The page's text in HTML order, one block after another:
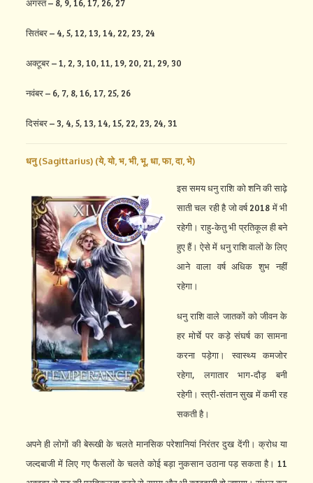
अगस्त – 8, 9, 16, 17, 26, 27
सितंबर – 4, 5, 12, 13, 14, 22, 23, 24
अक्टूबर – 1, 2, 3, 10, 11, 19, 20, 21, 29, 30
नवंबर – 6, 7, 8, 16, 17, 25, 26
दिसंबर – 3, 4, 5, 13, 14, 15, 22, 23, 24, 31
धनु (Sagittarius) (ये,यो, भ, भी, भू, धा,फा,दा, भे)
इस समय धनु राशि को शनि की साढ़े
साती चल रही है जो वर्ष 2018 में भी
रहेगी। राहु-केतु भी प्रतिकूल ही बने
हुए हैं। ऐसे में धनु राशि वालों के लिए
आने वाला वर्ष अधिक शुभ नहीं
रहेगा।
धनु राशि वाले जातकों को जीवन के
हर मोर्चे पर कड़े संघर्ष का सामना
करना पड़ेगा। स्वास्थ्य कमजोर
रहेगा, लगातार भाग-दौड़ बनी
रहेगी। स्त्री-संतान सुख में कमी रह
सकती है।
अपने ही लोगों की बेरूखी के चलते मानसिक परेशानियां निरंतर दुख देंगी। क्रोध या
जल्दबाजी में लिए गए फैसलों के चलते कोई बड़ा नुकसान उठाना पड़ सकता है। 11